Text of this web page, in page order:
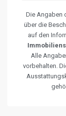
Die Angaben
über die
auf den
Alle
vorbehalten.